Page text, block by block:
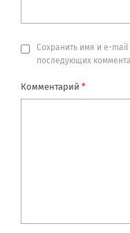
Сохранить имя и e-
последующих
Комментарий *